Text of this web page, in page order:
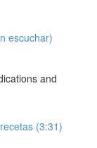
escuchar)
and
(3:31)